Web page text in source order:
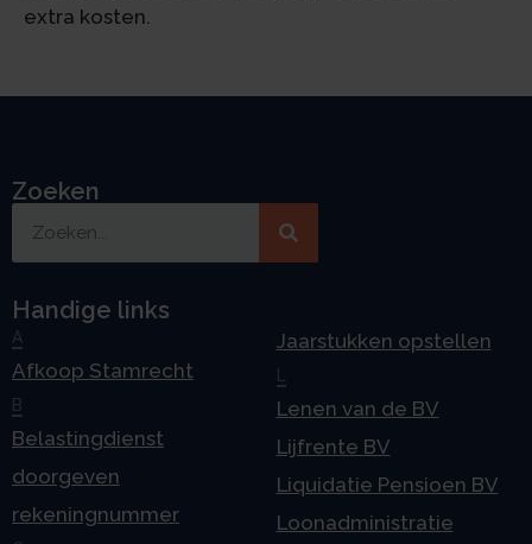
extra kosten.
Zoeken
Handige links
A
Afkoop Stamrecht
B
Belastingdienst
doorgeven
rekeningnummer
Jaarstukken opstellen
L
Lenen van de BV
Lijfrente BV
Liquidatie Pensioen BV
Loonadministratie